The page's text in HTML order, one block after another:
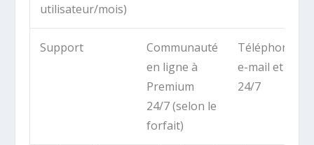
utilisateur/mois)
Support
Communauté
en ligne à
Premium
24/7 (selon le
forfait)
Téléphone,
e-mail et chat
24/7